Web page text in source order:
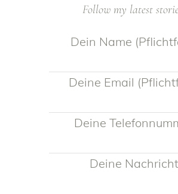
Follow my latest
Dein Name
Deine Email
Deine
Deine Nachricht